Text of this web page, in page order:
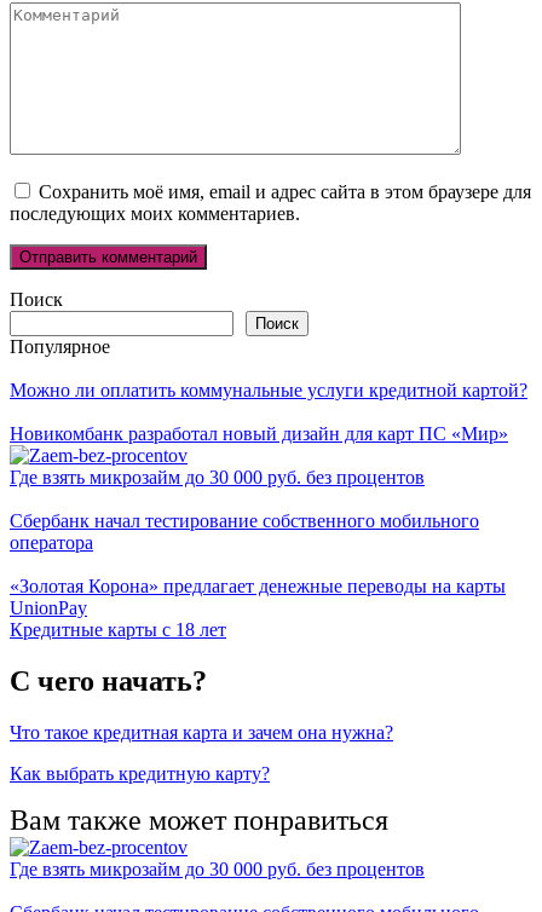
Комментарий
Сохранить моё имя, email и адрес сайта в этом браузере для
последующих моих комментариев.
Поиск
Поиск
Популярное
Можно ли оплатить коммунальные услуги кредитной картой?
Новикомбанк разработал новый дизайн для карт ПС «Мир»
Где взять микрозайм до 30 000 руб. без процентов
Сбербанк начал тестирование собственного мобильного
оператора
«Золотая Корона» предлагает денежные переводы на карты
UnionPay
Кредитные карты с 18 лет
С чего начать?
Что такое кредитная карта и зачем она нужна?
Как выбрать кредитную карту?
Вам также может понравиться
Где взять микрозайм до 30 000 руб. без процентов